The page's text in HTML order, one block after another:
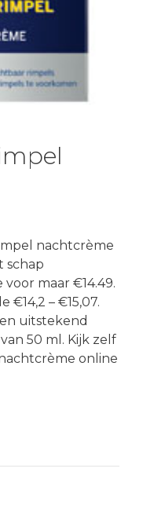
nachtcrème
schap
maar €14.49.
– €15,07.
uitstekend
50 ml. Kijk zelf
online